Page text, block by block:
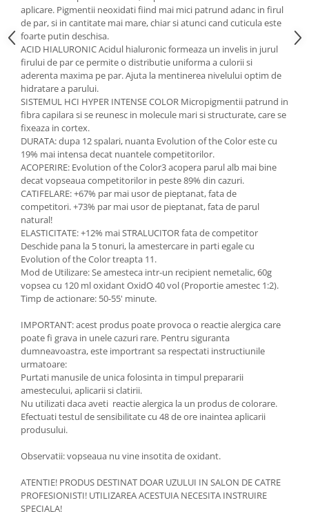
aplicare. Pigmentii neoxidati fiind mai mici patrund adanc in firul
de par, si in cantitate mai mare, chiar si atunci cand cuticula este
foarte putin deschisa.
ACID HIALURONIC Acidul hialuronic formeaza un invelis in jurul
firului de par ce permite o distributie uniforma a culorii si
aderenta maxima pe par. Ajuta la mentinerea nivelului optim de
hidratare a parului.
SISTEMUL HCI HYPER INTENSE COLOR Micropigmentii patrund in
fibra capilara si se reunesc in molecule mari si structurate, care se
fixeaza in cortex.
DURATA: dupa 12 spalari, nuanta Evolution of the Color este cu
19% mai intensa decat nuantele competitorilor.
ACOPERIRE: Evolution of the Color3 acopera parul alb mai bine
decat vopseaua competitorilor in peste 89% din cazuri.
CATIFELARE: +67% par mai usor de pieptanat, fata de
competitori. +73% par mai usor de pieptanat, fata de parul
natural!
ELASTICITATE: +12% mai STRALUCITOR fata de competitor
Deschide pana la 5 tonuri, la amestercare in parti egale cu
Evolution of the Color treapta 11.
Mod de Utilizare: Se amesteca intr-un recipient nemetalic, 60g
vopsea cu 120 ml oxidant OxidO 40 vol (Proportie amestec 1:2).
Timp de actionare: 50-55' minute.
IMPORTANT: acest produs poate provoca o reactie alergica care
poate fi grava in unele cazuri rare. Pentru siguranta
dumneavoastra, este importrant sa respectati instructiunile
urmatoare:
Purtati manusile de unica folosinta in timpul prepararii
amestecului, aplicarii si clatirii.
Nu utilizati daca aveti reactie alergica la un produs de colorare.
Efectuati testul de sensibilitate cu 48 de ore inaintea aplicarii
produsului.
Observatii: vopseaua nu vine insotita de oxidant.
ATENTIE! PRODUS DESTINAT DOAR UZULUI IN SALON DE CATRE
PROFESIONISTI! UTILIZAREA ACESTUIA NECESITA INSTRUIRE
SPECIALA!